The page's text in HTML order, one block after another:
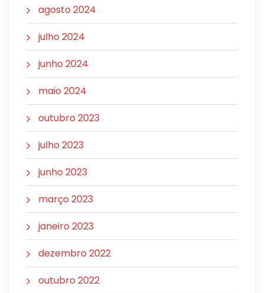
agosto 2024
julho 2024
junho 2024
maio 2024
outubro 2023
julho 2023
junho 2023
março 2023
janeiro 2023
dezembro 2022
outubro 2022